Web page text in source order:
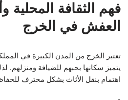
فهم الثقافة المحلية
العفش في الخرج
تعتبر الخرج من المدن الكبيرة في
يتميز سكانها بحبهم للضيافة ومنزلهم.
اهتمام بنقل الأثاث بشكل محترف